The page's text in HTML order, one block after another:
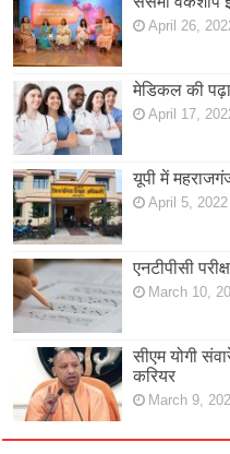
April 26,
मेडिकल की
April 17,
यूपी में
April 5, 2022
एनटीपीसी
March 10,
सीएम योगी
करियर
March 9,